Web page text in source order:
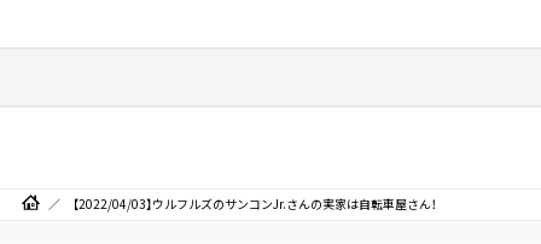
【2022/04/03】ウルフルズのサンコンJr.さんの実家は自転車屋さん！